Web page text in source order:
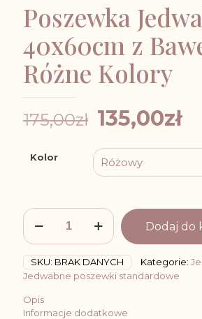
Poszewka
40x60cm z
Różne Kolory
175,00zł Pierwotna
wynosiła:
175,00zł.
135,00zł
Kolor
ilość
Poszewka
Jedwabna
40x60cm
z
Bawełną:
Kolory
Dodaj do
SKU: BRAK DANYCH Kategorie:
Jedwabne poszewki standardowe
Opis
Informacje dodatkowe